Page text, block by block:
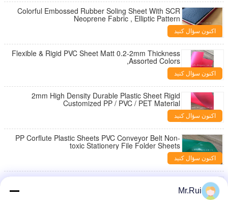
Colorful Embossed Rubber Soling Sheet With SCR
Neoprene Fabric , Elliptic Pattern
اکنون سؤال کنید
Flexible & Rigid PVC Sheet Matt 0.2-2mm Thickness
,Assorted Colors
اکنون سؤال کنید
2mm High Density Durable Plastic Sheet Rigid
Customized PP / PVC / PET Material
اکنون سؤال کنید
PP Corflute Plastic Sheets PVC Conveyor Belt Non-
toxic Stationery File Folder Sheets
اکنون سؤال کنید
Camouflage Size Closed Cell For SlipperMr.Rui